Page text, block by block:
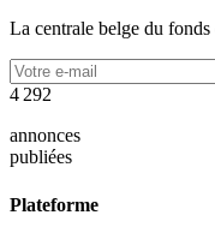
La centrale belge du fonds
4292
annonces
publiées
Plateforme